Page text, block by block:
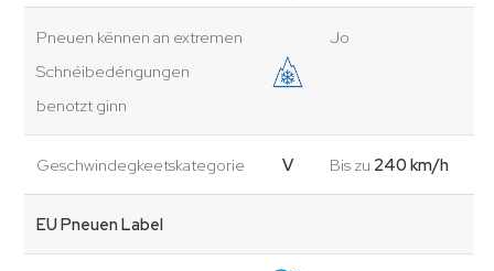
Pneuen kënnen an extremen
Schnéibedéngungen
benotzt ginn
Jo
Geschwindegkeetskategorie V Bis zu 240 km/h
EU Pneuen Label